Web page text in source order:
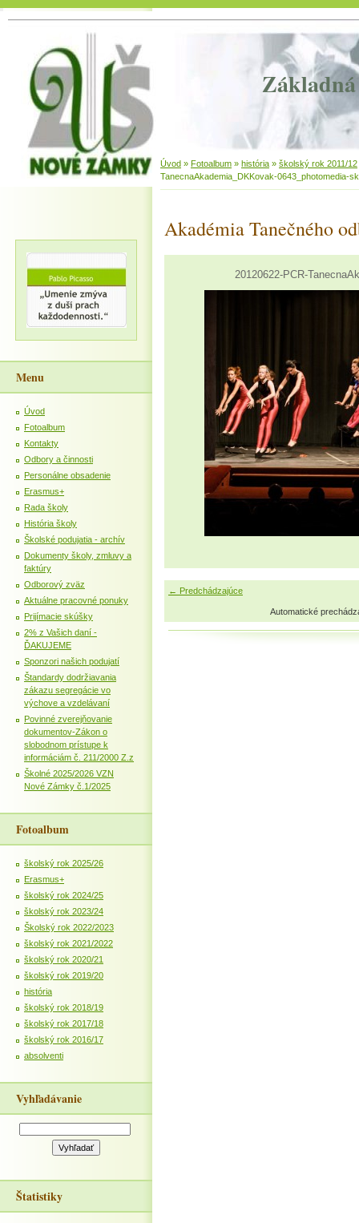
Základná
Úvod » Fotoalbum » história » školský rok 2011/12
TanecnaAkademia_DKKovak-0643_photomedia-sk
Akadémia Tanečného
20120622-PCR-
← Predchádzajúce
Automatické
Menu
Úvod
Fotoalbum
Kontakty
Odbory a činnosti
Personálne obsadenie
Erasmus+
Rada školy
História školy
Školské podujatia - archív
Dokumenty školy, zmluvy a
faktúry
Odborový zväz
Aktuálne pracovné ponuky
Prijímacie skúšky
2% z Vašich daní -
ĎAKUJEME
Sponzori našich podujatí
Štandardy dodržiavania
zákazu segregácie vo
výchove a vzdelávaní
Povinné zverejňovanie
dokumentov-Zákon o
slobodnom prístupe k
informáciám č. 211/2000 Z.z
Školné 2025/2026 VZN
Nové Zámky č.1/2025
Fotoalbum
školský rok 2025/26
Erasmus+
školský rok 2024/25
školský rok 2023/24
Školský rok 2022/2023
školský rok 2021/2022
školský rok 2020/21
školský rok 2019/20
história
školský rok 2018/19
školský rok 2017/18
školský rok 2016/17
absolventi
Vyhľadávanie
Štatistiky